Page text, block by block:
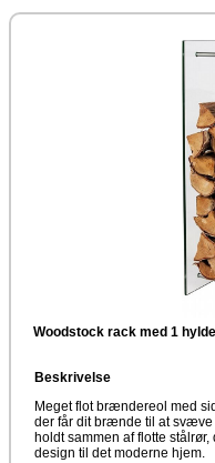
Woodstock rack med 1 hylde
Beskrivelse
Meget flot brændereol med
der får dit brænde til at svæve
holdt sammen af flotte
design til det moderne hjem.